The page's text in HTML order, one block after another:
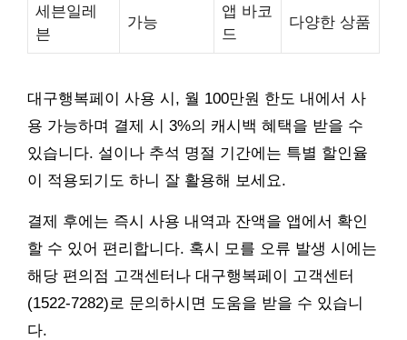
세븐일레
븐
가능
앱 바코
드
다양한 상품
대구행복페이 사용 시, 월 100만원 한도 내에서 사
용 가능하며 결제 시 3%의 캐시백 혜택을 받을 수
있습니다. 설이나 추석 명절 기간에는 특별 할인율
이 적용되기도 하니 잘 활용해 보세요.
결제 후에는 즉시 사용 내역과 잔액을 앱에서 확인
할 수 있어 편리합니다. 혹시 모를 오류 발생 시에는
해당 편의점 고객센터나 대구행복페이 고객센터
(1522-7282)로 문의하시면 도움을 받을 수 있습니
다.